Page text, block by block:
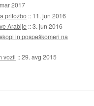
2017
pritožbo :: 11. jun 2016
Arabije ::3. jun 2016
in pospeškomeri na
vozil ::29. avg 2015